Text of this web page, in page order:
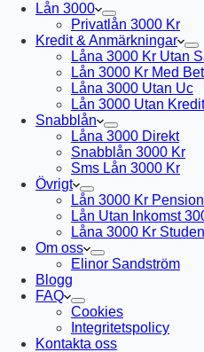
Lån 3000
Privatlån 3000 Kr
Kredit & Anmärkningar
Låna 3000 Kr Utan
Lån 3000 Kr Med
Låna 3000 Utan Uc
Lån 3000 Utan
Snabblån
Låna 3000 Direkt
Snabblån 3000 Kr
Sms Lån 3000 Kr
Övrigt
Lån 3000 Kr
Lån Utan Inkomst
Låna 3000 Kr
Om oss
Elinor Sandström
Blogg
FAQ
Cookies
Integritetspolicy
Kontakta oss